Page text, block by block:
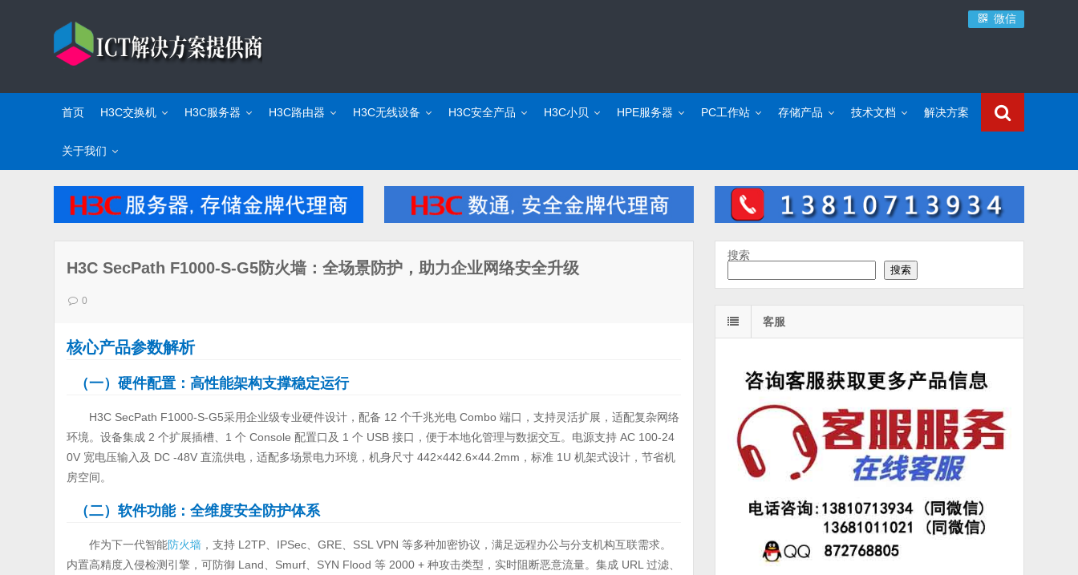
微信
首页 H3C交换机 H3C服务器 H3C路由器 H3C无线设备 H3C安全产品 H3C小贝 HPE服务器 PC工作站 存储产品 技术文档 解决方案
关于我们
H3C SecPath F1000-S-G5防火墙：全场景防护，助力企业网络安全升级
0
核心产品参数解析
（一）硬件配置：高性能架构支撑稳定运行
H3C SecPath F1000-S-G5采用企业级专业硬件设计，配备 12 个千兆光电 Combo 端口，支持灵活扩展，适配复杂网络
环境。设备集成 2 个扩展插槽、1 个 Console 配置口及 1 个 USB 接口，便于本地化管理与数据交互。电源支持 AC 100-24
0V 宽电压输入及 DC -48V 直流供电，适配多场景电力环境，机身尺寸 442×442.6×44.2mm，标准 1U 机架式设计，节省机
房空间。
（二）软件功能：全维度安全防护体系
作为下一代智能防火墙 ，支持 L2TP、IPSec、GRE、SSL VPN 等多种加密协议，满足远程办公与分支机构互联需求。
内置高精度入侵检测引擎，可防御 Land、Smurf、SYN Flood 等 2000 + 种攻击类型，实时阻断恶意流量。集成 URL 过滤、
搜索
搜索
客服